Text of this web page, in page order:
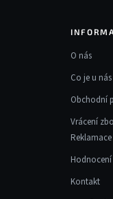
O nás
Co je u
Obchodní
Vrácení
Reklamace
Kontakt